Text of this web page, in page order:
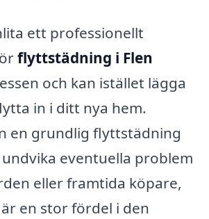
ett professionellt
flyttstädning i Flen
och kan istället lägga
in i ditt nya hem.
en grundlig flyttstädning
eventuella problem
eller framtida köpare,
en stor fördel i den